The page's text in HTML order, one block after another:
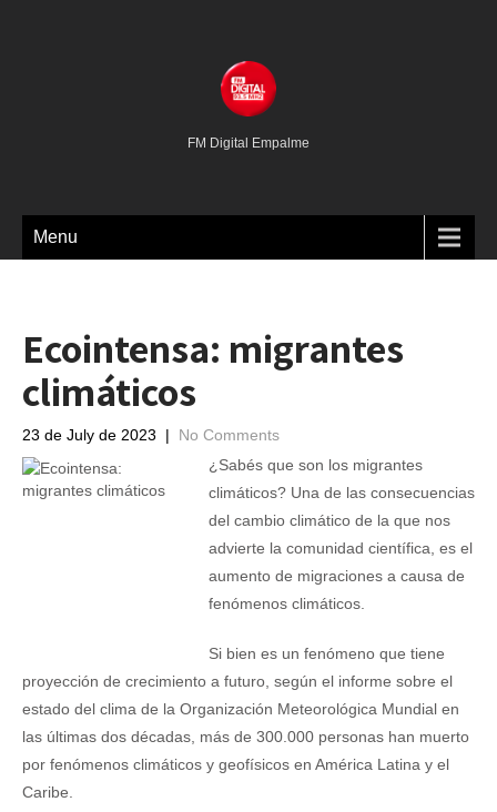
FM Digital Empalme
Menu
Ecointensa: migrantes
climáticos
23 de July de 2023 | No Comments
¿Sabés que son los migrantes
climáticos? Una de las consecuencias
del cambio climático de la que nos
advierte la comunidad científica, es el
aumento de migraciones a causa de
fenómenos climáticos.
Si bien es un fenómeno que tiene
proyección de crecimiento a futuro, según el informe sobre el
estado del clima de la Organización Meteorológica Mundial en
las últimas dos décadas, más de 300.000 personas han muerto
por fenómenos climáticos y geofísicos en América Latina y el
Caribe.